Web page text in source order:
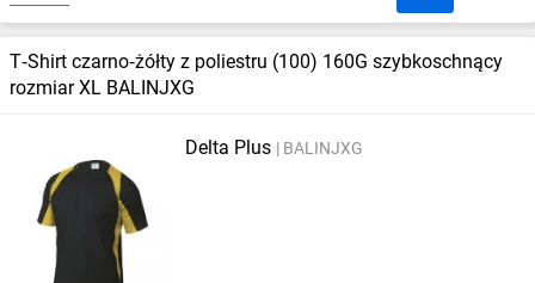
T‑Shirt czarno‑żółty z poliestru (100) 160G szybkoschnący
rozmiar XL BALINJXG
Delta Plus BALINJXG